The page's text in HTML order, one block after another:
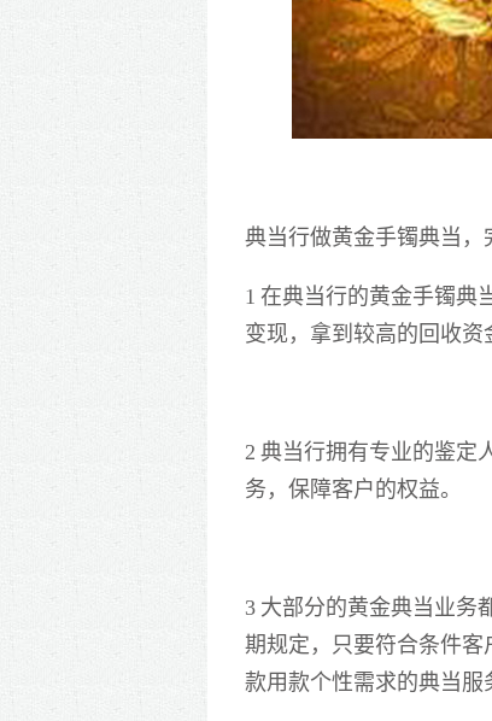
典当行做黄金手镯典当，
1 在典当行的黄金手镯典
变现，拿到较高的回收资
2 典当行拥有专业的鉴定
务，保障客户的权益。
3 大部分的黄金典当业务
期规定，只要符合条件客
款用款个性需求的典当服